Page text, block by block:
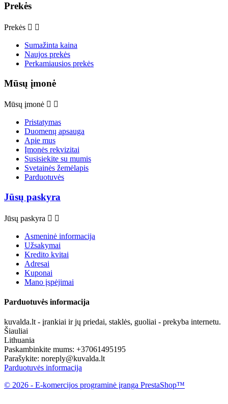
Prekės
Prekės  
Sumažinta kaina
Naujos prekės
Perkamiausios prekės
Mūsų įmonė
Mūsų įmonė  
Pristatymas
Duomenų apsauga
Apie mus
Įmonės rekvizitai
Susisiekite su mumis
Svetainės žemėlapis
Parduotuvės
Jūsų paskyra
Jūsų paskyra  
Asmeninė informacija
Užsakymai
Kredito kvitai
Adresai
Kuponai
Mano įspėjimai
Parduotuvės informacija
kuvalda.lt - įrankiai ir jų priedai, staklės, guoliai - prekyba internetu.
Šiauliai
Lithuania
Paskambinkite mums: +37061495195
Parašykite: noreply@kuvalda.lt
Parduotuvės informacija
© 2026 - E-komercijos programinė įranga PrestaShop™